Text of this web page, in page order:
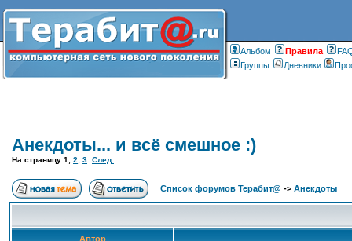
Альбом Правилa
Группы
Дневники
Анекдоты... и всё смешное :)
На страницу 1 2 3 След.
Список форумов Терабит@ -> Анекдоты
Автор